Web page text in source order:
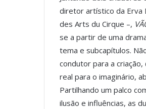
diretor artístico da Erva
des Arts du Cirque –,
se a partir de uma
tema e subcapítulos.
condutor para a
real para o imaginário,
Partilhando um palco
ilusão e influências, as